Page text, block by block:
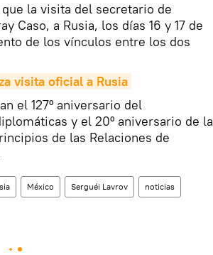
la visita del secretario de
Caso, a Rusia, los días 16 y 17 de
de los vínculos entre los dos
visita oficial a Rusia
el 127º aniversario del
y el 20º aniversario de la
de las Relaciones de
México Serguéi Lavrov noticias